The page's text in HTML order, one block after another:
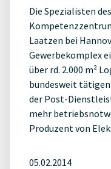
Die Spezialisten
Laatzen bei
Gewerbekomplex
über rd. 2.000 m²
bundesweit
der Post-
mehr
Produzent von
05.02.2014